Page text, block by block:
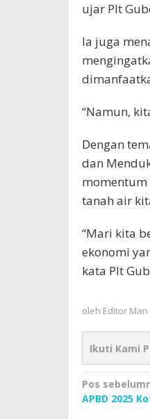
ujar Plt
Ia juga
“Namun,
Dengan
dan
momentum
tanah air
“Mari kita
ekonomi
kata Plt
oleh Editor
Ikuti Kami
pos
Pos
APBD 2025